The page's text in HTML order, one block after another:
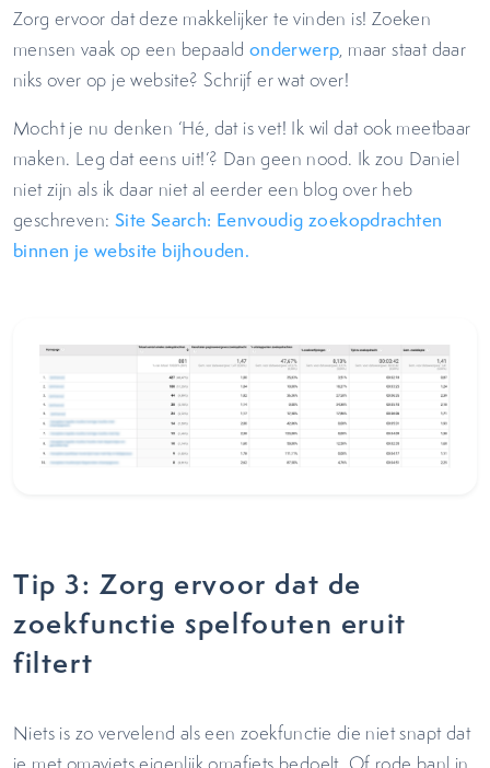
Zorg ervoor dat deze makkelijker te vinden is! Zoeken
mensen vaak op een bepaald onderwerp, maar staat daar
niks over op je website? Schrijf er wat over!
Mocht je nu denken ‘Hé, dat is vet! Ik wil dat ook meetbaar
maken. Leg dat eens uit!’? Dan geen nood. Ik zou Daniel
niet zijn als ik daar niet al eerder een blog over heb
geschreven: Site Search: Eenvoudig zoekopdrachten
binnen je website bijhouden.
Tip 3: Zorg ervoor dat de
zoekfunctie spelfouten eruit
filtert
Niets is zo vervelend als een zoekfunctie die niet snapt dat